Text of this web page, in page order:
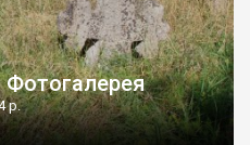
Фотогалерея
р.